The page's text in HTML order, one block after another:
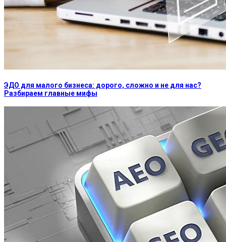
ЭДО для малого бизнеса: дорого, сложно и не для нас?
Разбираем главные мифы